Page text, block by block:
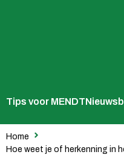
Tips voor MENDT
Home
Hoe weet je of herkenning in